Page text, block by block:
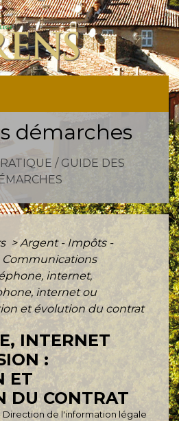
démarches
/ GUIDE DES
> Argent - Impôts -
Communications
internet,
internet ou
et évolution du contrat
INTERNET
:
ET
DU CONTRAT
Direction de l'information légale